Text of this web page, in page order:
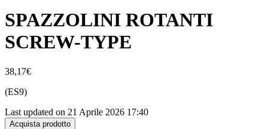
SPAZZOLINI ROTANTI
SCREW-TYPE
38,17€
(ES9)
Last updated on 21 Aprile 2026 17:40
Acquista prodotto